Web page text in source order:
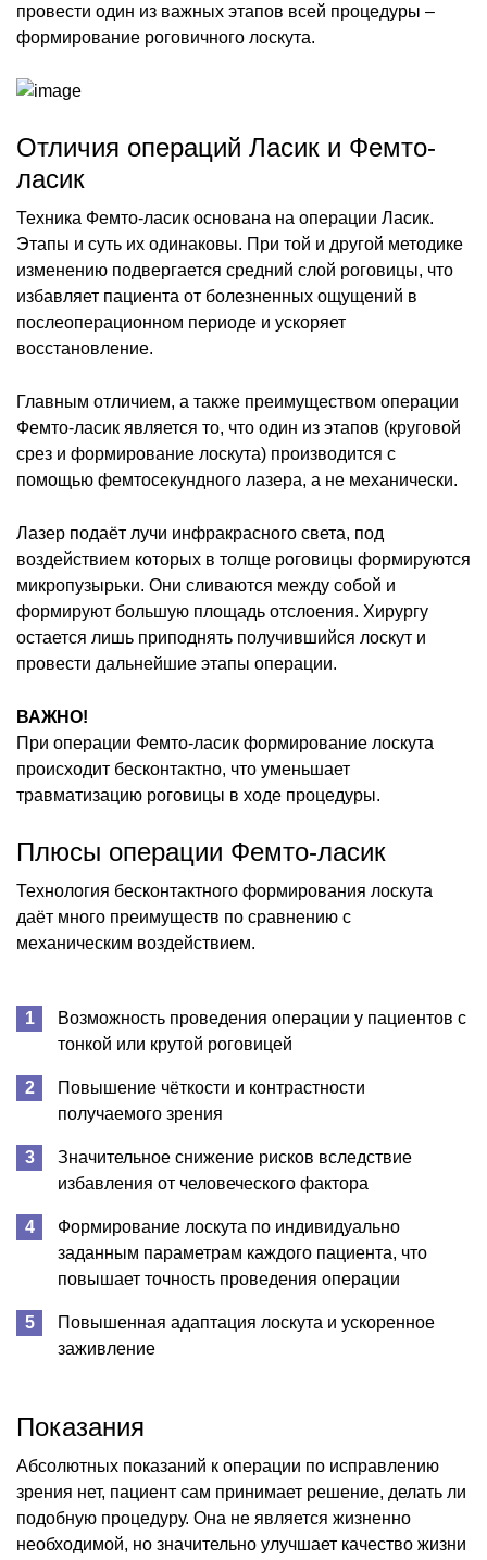
провести один из важных этапов всей процедуры –
формирование роговичного лоскута.
Отличия операций Ласик и Фемто-
ласик
Техника Фемто-ласик основана на операции Ласик.
Этапы и суть их одинаковы. При той и другой методике
изменению подвергается средний слой роговицы, что
избавляет пациента от болезненных ощущений в
послеоперационном периоде и ускоряет
восстановление.
Главным отличием, а также преимуществом операции
Фемто-ласик является то, что один из этапов (круговой
срез и формирование лоскута) производится с
помощью фемтосекундного лазера, а не механически.
Лазер подаёт лучи инфракрасного света, под
воздействием которых в толще роговицы формируются
микропузырьки. Они сливаются между собой и
формируют большую площадь отслоения. Хирургу
остается лишь приподнять получившийся лоскут и
провести дальнейшие этапы операции.
ВАЖНО!
При операции Фемто-ласик формирование лоскута
происходит бесконтактно, что уменьшает
травматизацию роговицы в ходе процедуры.
Плюсы операции Фемто-ласик
Технология бесконтактного формирования лоскута
даёт много преимуществ по сравнению с
механическим воздействием.
Возможность проведения операции у пациентов с
тонкой или крутой роговицей
Повышение чёткости и контрастности
получаемого зрения
Значительное снижение рисков вследствие
избавления от человеческого фактора
Формирование лоскута по индивидуально
заданным параметрам каждого пациента, что
повышает точность проведения операции
Повышенная адаптация лоскута и ускоренное
заживление
Показания
Абсолютных показаний к операции по исправлению
зрения нет, пациент сам принимает решение, делать ли
подобную процедуру. Она не является жизненно
необходимой, но значительно улучшает качество жизни